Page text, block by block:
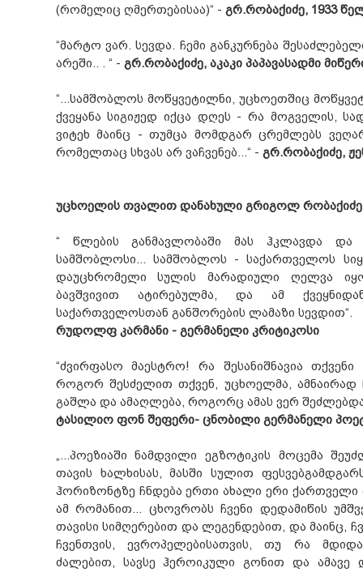
(რომელიც ღმერთებისაა)“ - გრ.რობაქიძე, 1933
“მარტო ვარ. სევდა. ჩემი განკურნება
არეში.. . “ - გრ.რობაქიძე, აკაკი პაპავასადმი
“...სამშობლოს მოწყვეტილნი, უცხოეთშიც
ქვეყანა სიგიჟედ იქცა დღეს - რა მოგველის,
ვიტეხ მაინც - თუმცა მომდგარ ცრემლებს
რომელთაც სხვას არ ვაჩვენებ...“ - გრ.რობაქიძე,
უცხოელის თვალით დანახული გრიგოლ რობაქიძე
“ წლების განმავლობაში მას ჰკლავდა
სამშობლოსი... სამშობლოს - საქართველოს
დაუცხრომელი სულის მარადიული ღელვა
ბავშვივით ატირებულმა, და ამ
საქართველოსთან განშორების ლამაზი სევდით“.
რუდოლფ კარმანი - გერმანელი კრიტიკოსი
“ძვირფასო მაესტრო! რა შესანიშნავია თქვენი
როგორ შესძელით თქვენ, უცხოელმა, ამნაირად
გაშლა და ამაღლება, როგორც ამას ვერ
ტასილიო ფონ შეფერი- ცნობილი გერმანელი
„...პოეზიაში ნამდვილი ეგზოტიკის მოცემა
თავის ხალხისას, მასში სულით
ჰორიზონტზე ჩნდება ერთი ახალი ერი
ამ რომანით... ცხოვრობს ჩვენი დედამიწის
თავისი სიმღერებით და ლეგენდებით, და მაინც,
ჩვენთვის, ევროპელებისათვის, თუ რა
ძალებით, სავსე ჰეროიკული გონით და ამავე